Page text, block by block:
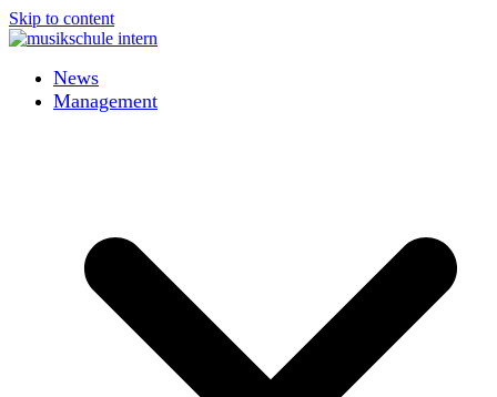
Skip to content
News
Management